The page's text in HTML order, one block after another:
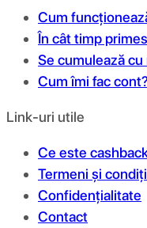
Cum
În cât timp
Se cumulează
Cum îmi fac
Link-uri utile
Ce este
Termeni și
Confidențialitate
Contact